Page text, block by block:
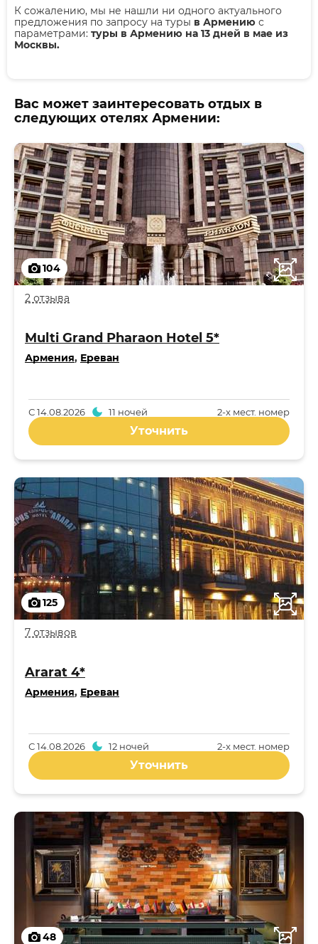
К сожалению, мы не нашли ни одного актуального
предложения по запросу на туры в Армению с
параметрами: туры в Армению на 13 дней в мае из
Москвы.
Вас может заинтересовать отдых в
следующих отелях Армении:
104
2 отзыва
Multi Grand Pharaon Hotel 5*
Армения, Ереван
2-x мест. номер
С14.08.2026 11 ночей
Уточнить
125
7 отзывов
Ararat 4*
Армения, Ереван
2-x мест. номер
С14.08.2026 12 ночей
Уточнить
48